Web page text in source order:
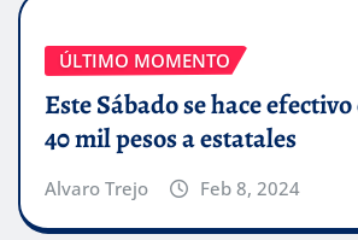
ÚLTIMO MOMENTO
Este Sábado se hace
40 mil pesos a estatales
Alvaro Trejo Feb 8, 2024